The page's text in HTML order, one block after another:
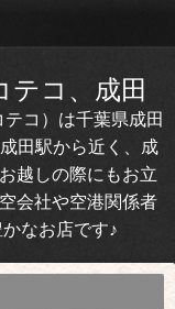
コ、成田
コ）は千葉県成田
田駅から近く、成
越しの際にもお立
会社や空港関係者
なお店です♪